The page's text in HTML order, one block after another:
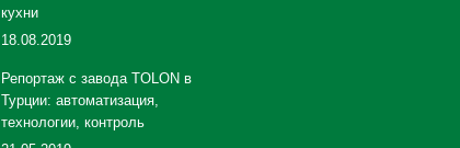
кухни
18.08.2019
Репортаж с завода TOLON в
Турции: автоматизация,
технологии, контроль